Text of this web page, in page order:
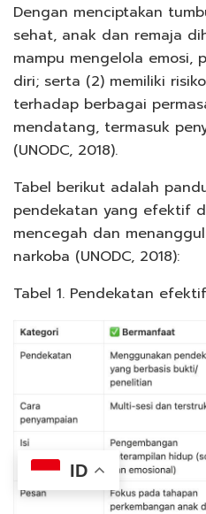
Dengan menciptakan
sehat, anak dan remaja
mampu mengelola emosi,
diri; serta (2) memiliki
terhadap berbagai
mendatang, termasuk
(UNODC, 2018).
Tabel berikut adalah
pendekatan yang efektif
mencegah dan
narkoba (UNODC, 2018):
Tabel 1. Pendekatan
ID